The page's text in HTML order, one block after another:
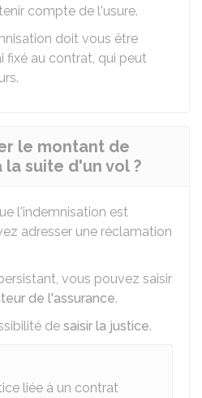
compte de l'usure.
doit vous être
fixé au contrat, qui peut
le montant de
suite d'un vol ?
l'indemnisation est
adresser une réclamation
vous pouvez saisir
de l'assurance.
de saisir la justice.
liée à un contrat